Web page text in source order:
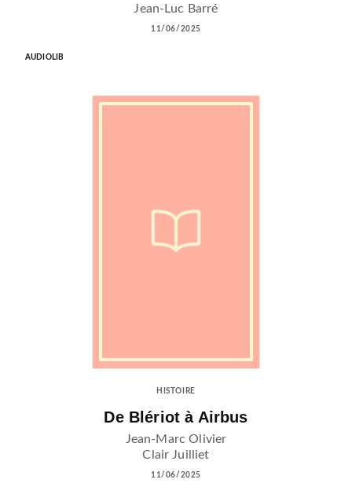
Jean-Luc Barré
11/06/2025
AUDIOLIB
HISTOIRE
De Blériot à Airbus
Jean-Marc Olivier
Clair Juilliet
11/06/2025